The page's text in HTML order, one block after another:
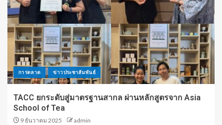
การตลาด ข่าวประชาสัมพันธ์
TACC ยกระดับสู่มาตรฐานสากล ผ่านหลักสูตรจาก Asia
School of Tea
9 ธันวาคม 2025 admin